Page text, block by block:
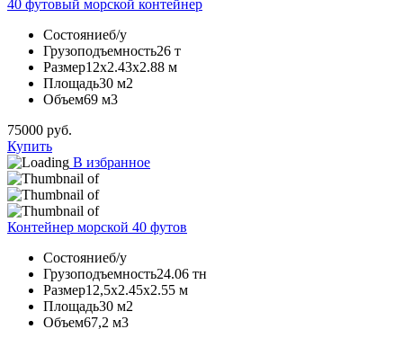
40 футовый морской контейнер
Состояниеб/у
Грузоподъемность26 т
Размер12х2.43х2.88 м
Площадь30 м2
Объем69 м3
75000 руб.
Купить
В избранное
Контейнер морской 40 футов
Состояниеб/у
Грузоподъемность24.06 тн
Размер12,5х2.45х2.55 м
Площадь30 м2
Объем67,2 м3